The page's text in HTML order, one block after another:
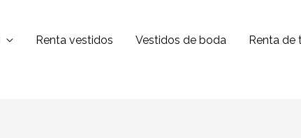
Renta vestidos Vestidos de boda Renta de